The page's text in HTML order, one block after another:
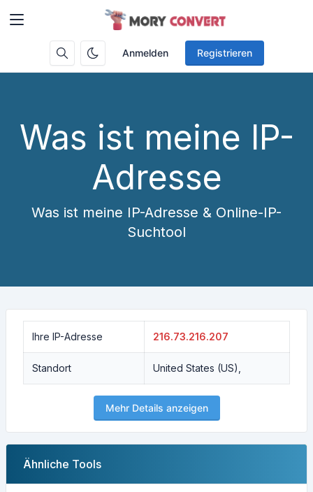
Anmelden Registrieren
Was ist meine IP-
Adresse
Was ist meine IP-Adresse & Online-IP-
Suchtool
Ihre IP-Adresse 216.73.216.207
Standort United States (US),
Mehr Details anzeigen
Ähnliche Tools